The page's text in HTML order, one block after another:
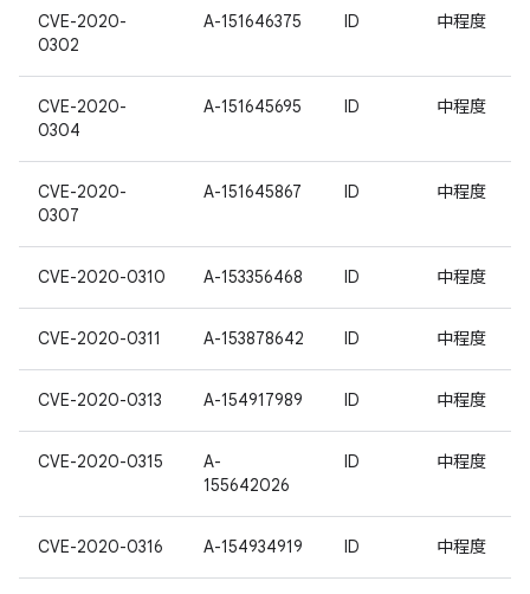
CVE-2020-
0302
A-151646375 ID 中程度
CVE-2020-
0304
A-151645695 ID 中程度
CVE-2020-
0307
A-151645867 ID 中程度
CVE-2020-0310 A-153356468 ID 中程度
CVE-2020-0311 A-153878642 ID 中程度
CVE-2020-0313 A-154917989 ID 中程度
CVE-2020-0315
A-
155642026
ID 中程度
CVE-2020-0316 A-154934919 ID 中程度